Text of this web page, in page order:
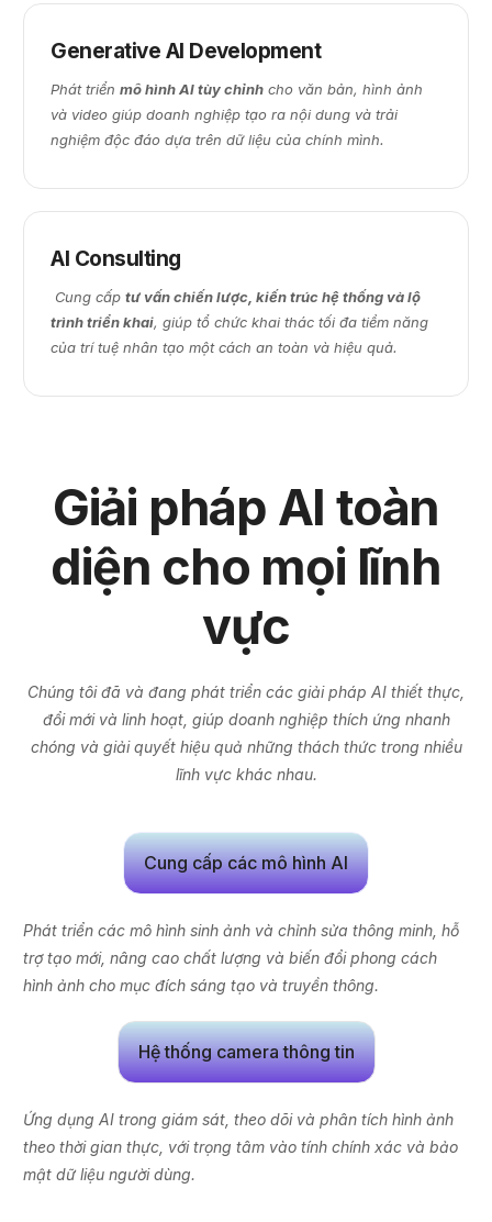
Generative AI Development
Phát triểnmô hình AI tùy chỉnh cho văn bản, hình ảnh
và video giúp doanh nghiệp tạo ra nội dung và trải
nghiệm độc đáo dựa trên dữ liệu của chính mình.
AI Consulting
Cung cấptư vấn chiến lược, kiến trúc hệ thống và lộ
trình triển khai, giúp tổ chức khai thác tối đa tiềm năng
của trí tuệ nhân tạo một cách an toàn và hiệu quả.
Giải pháp AI toàn
diện cho mọi lĩnh
vực
Chúng tôi đã và đang phát triển các giải pháp AI thiết thực,
đổi mới và linh hoạt, giúp doanh nghiệp thích ứng nhanh
chóng và giải quyết hiệu quả những thách thức trong nhiều
lĩnh vực khác nhau.
Cung cấp các mô hình AI
Phát triển các mô hình sinh ảnh và chỉnh sửa thông minh, hỗ
trợ tạo mới, nâng cao chất lượng và biến đổi phong cách
hình ảnh cho mục đích sáng tạo và truyền thông.
Hệ thống camera thông tin
Ứng dụng AI trong giám sát, theo dõi và phân tích hình ảnh
theo thời gian thực, với trọng tâm vào tính chính xác và bảo
mật dữ liệu người dùng.